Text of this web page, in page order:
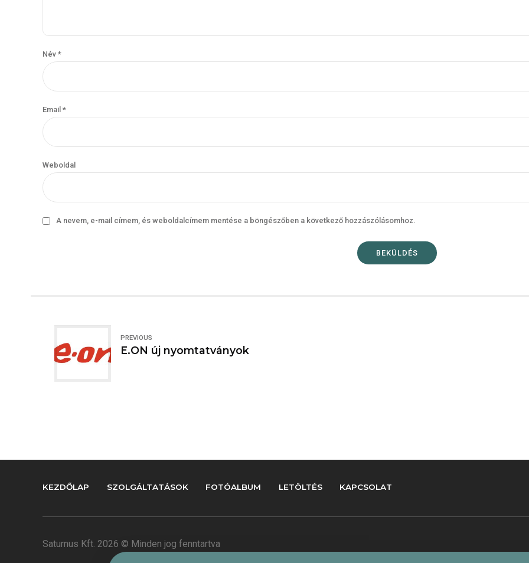
Név *
Email *
Weboldal
A nevem, e-mail címem, és weboldalcímem mentése a böngészőben a következő hozzászólásomhoz.
BEKÜLDÉS
PREVIOUS
E.ON új nyomtatványok
KEZDŐLAP SZOLGÁLTATÁSOK FOTÓALBUM LETÖLTÉS KAPCSOLAT
Saturnus Kft. 2026 © Minden jog fenntartva